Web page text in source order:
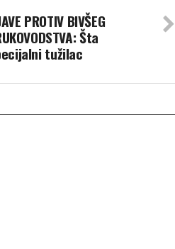
PROTIV BIVŠEG
Šta
tužilac